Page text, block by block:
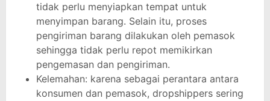
tidak perlu menyiapkan tempat untuk
menyimpan barang. Selain itu, proses
pengiriman barang dilakukan oleh pemasok
sehingga tidak perlu repot memikirkan
pengemasan dan pengiriman.
Kelemahan: karena sebagai perantara antara
konsumen dan pemasok, dropshippers sering